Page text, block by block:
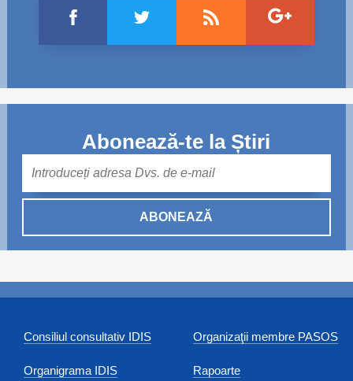
Abonează-te la Știri
ABONEAZĂ
Consiliul consultativ IDIS
Organigrama IDIS
Organizaţii membre PASOS
Rapoarte